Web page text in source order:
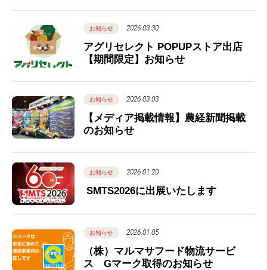
お知らせ 2026.03.30
アグリセレクト POPUPストア出店
【期間限定】お知らせ
お知らせ 2026.03.03
【メディア掲載情報】農経新聞掲載
のお知らせ
お知らせ 2026.01.20
SMTS2026に出展いたします
お知らせ 2026.01.05
（株）マルマサフード物流サービ
ス Gマーク取得のお知らせ